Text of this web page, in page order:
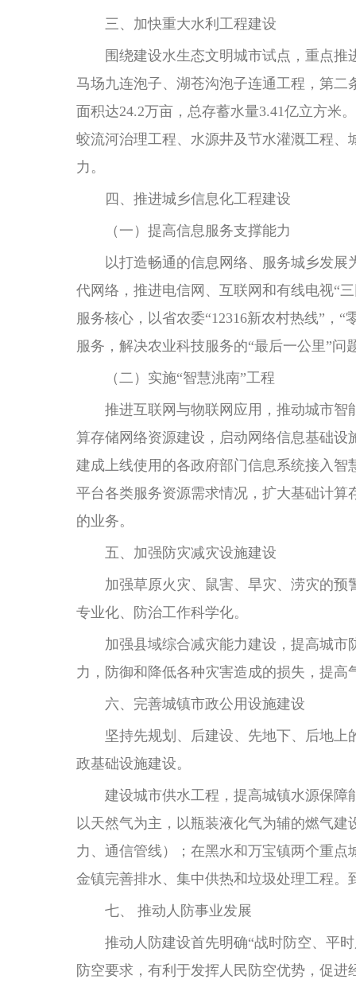
三、加快重大水利工程建设
围绕建设水生态文明城市试点，重点
马场九连泡子、湖苍沟泡子连通工程，第
面积达24.2万亩，总存蓄水量3.41亿立方米
蛟流河治理工程、水源井及节水灌溉工程
力。
四、推进城乡信息化工程建设
（一）提高信息服务支撑能力
以打造畅通的信息网络、服务城乡发展
代网络，推进电信网、互联网和有线电视“
服务核心，以省农委“12316新农村热线”，
服务，解决农业科技服务的“最后一公里”
（二）实施“智慧洮南”工程
推进互联网与物联网应用，推动城市智
算存储网络资源建设，启动网络信息基础
建成上线使用的各政府部门信息系统接入
平台各类服务资源需求情况，扩大基础计
的业务。
五、加强防灾减灾设施建设
加强草原火灾、鼠害、旱灾、涝灾的
专业化、防治工作科学化。
加强县域综合减灾能力建设，提高城市
力，防御和降低各种灾害造成的损失，提高
六、完善城镇市政公用设施建设
坚持先规划、后建设、先地下、后地
政基础设施建设。
建设城市供水工程，提高城镇水源保障
以天然气为主，以瓶装液化气为辅的燃气
力、通信管线）；在黑水和万宝镇两个重
金镇完善排水、集中供热和垃圾处理工程。
七、 推动人防事业发展
推动人防建设首先明确“战时防空、平
防空要求，有利于发挥人民防空优势，促进